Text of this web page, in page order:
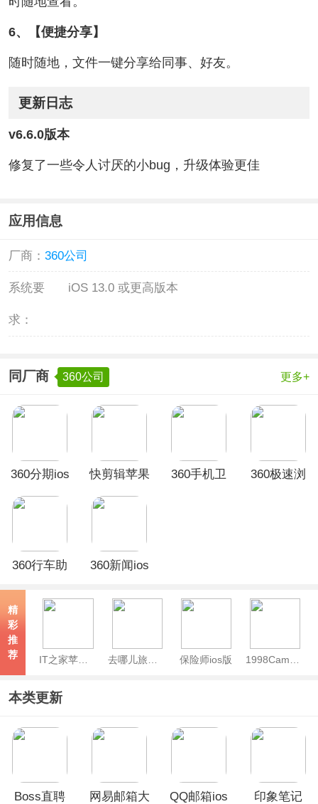
6、【便捷分享】
随时随地，文件一键分享给同事、好友。
更新日志
v6.6.0版本
修复了一些令人讨厌的小bug，升级体验更佳
应用信息
厂商： 360公司
系统要
求：
iOS 13.0 或更高版本
同厂商 360公司 更多+
360分期ios
快剪辑苹果
360手机卫
360极速浏
360行车助
360新闻ios
精
彩
推
荐
IT之家苹果版 去哪儿旅行ios版 保险师ios版 1998Cam复古CCD相机苹果版
本类更新
Boss直聘
网易邮箱大
QQ邮箱ios
印象笔记